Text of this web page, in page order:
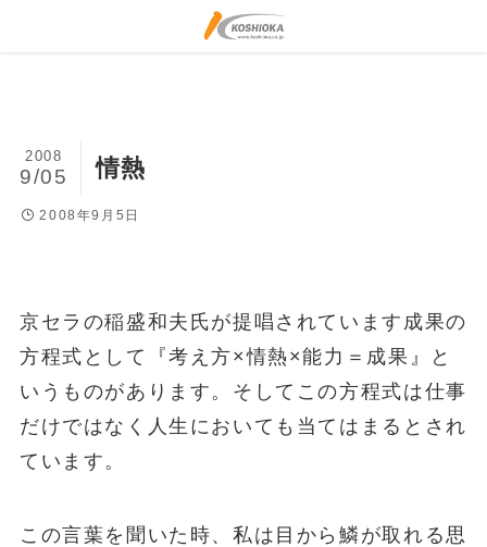
情熱
2008
9/05
2008年9月5日
京セラの稲盛和夫氏が提唱されています成果の
方程式として『考え方×情熱×能力＝成果』と
いうものがあります。そしてこの方程式は仕事
だけではなく人生においても当てはまるとされ
ています。
この言葉を聞いた時、私は目から鱗が取れる思